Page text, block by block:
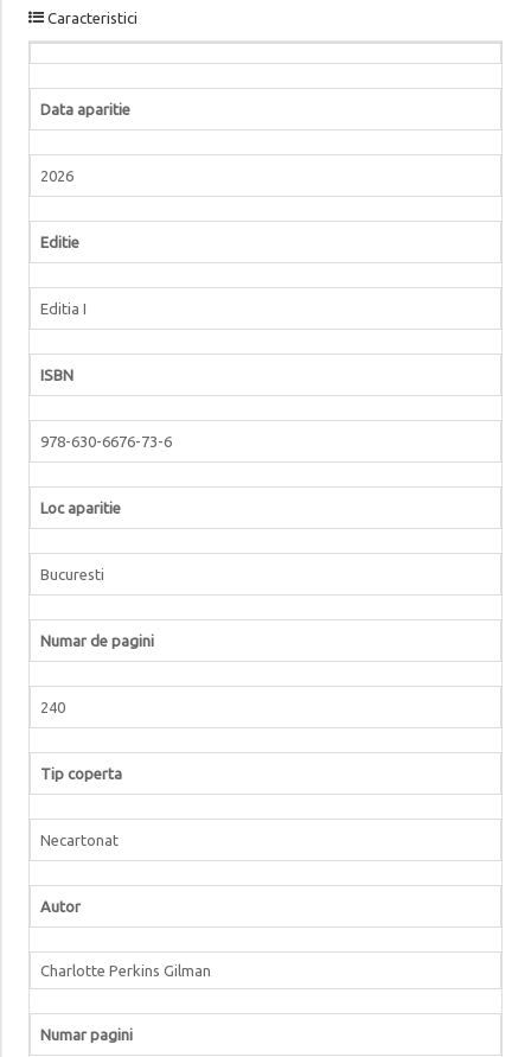
Caracteristici
Data aparitie
2026
Editie
Editia I
ISBN
978-630-6676-73-6
Loc aparitie
Bucuresti
Numar de pagini
240
Tip coperta
Necartonat
Autor
Charlotte Perkins Gilman
Numar pagini